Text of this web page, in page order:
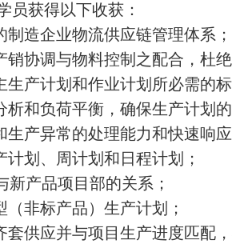
员获得以下收获：
制造企业物流供应链管理体系；
销协调与物料控制之配合，杜
生产计划和作业计划所必需的
析和负荷平衡，确保生产计划
生产异常的处理能力和快速响
计划、周计划和日程计划；
新产品项目部的关系；
（非标产品）生产计划；
套供应并与项目生产进度匹配